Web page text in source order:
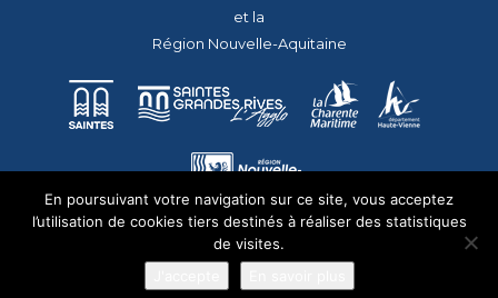
et la
Région Nouvelle-Aquitaine
© 2026 - Tous droits réservés - apmac.fr - réalisation :
En poursuivant votre navigation sur ce site, vous acceptez
l’utilisation de cookies tiers destinés à réaliser des statistiques
de visites.